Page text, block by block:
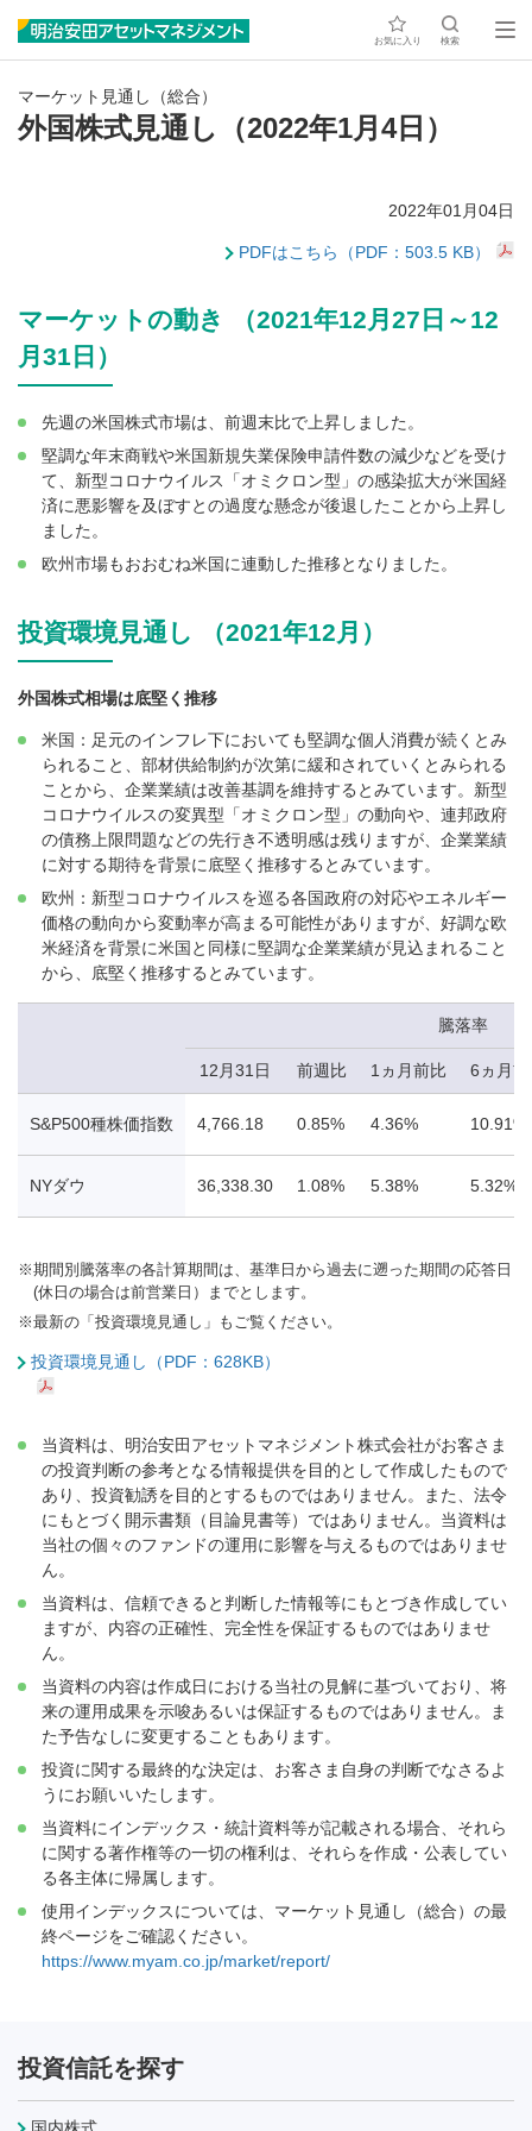
お気に入り 検索
マーケット見通し（総合）
外国株式見通し（2022年1月4日）
2022年01月04日
PDFはこちら（PDF：503.5 KB）
マーケットの動き （2021年12月27日～12
月31日）
先週の米国株式市場は、前週末比で上昇しました。
堅調な年末商戦や米国新規失業保険申請件数の減少などを受け
て、新型コロナウイルス「オミクロン型」の感染拡大が米国経
済に悪影響を及ぼすとの過度な懸念が後退したことから上昇し
ました。
欧州市場もおおむね米国に連動した推移となりました。
投資環境見通し （2021年12月）
外国株式相場は底堅く推移
米国：足元のインフレ下においても堅調な個人消費が続くとみ
られること、部材供給制約が次第に緩和されていくとみられる
ことから、企業業績は改善基調を維持するとみています。新型
コロナウイルスの変異型「オミクロン型」の動向や、連邦政府
の債務上限問題などの先行き不透明感は残りますが、企業業績
に対する期待を背景に底堅く推移するとみています。
欧州：新型コロナウイルスを巡る各国政府の対応やエネルギー
価格の動向から変動率が高まる可能性がありますが、好調な欧
米経済を背景に米国と同様に堅調な企業業績が見込まれること
から、底堅く推移するとみています。
騰落率
12月31日 前週比 1ヵ月前比 6ヵ月
S&P500種株価指数 4,766.18 0.85% 4.36% 10.91%
NYダウ 36,338.30 1.08% 5.38% 5.32%
※期間別騰落率の各計算期間は、基準日から過去に遡った期間の応答日
(休日の場合は前営業日）までとします。
※最新の「投資環境見通し」もご覧ください。
投資環境見通し（PDF：628KB）
当資料は、明治安田アセットマネジメント株式会社がお客さま
の投資判断の参考となる情報提供を目的として作成したもので
あり、投資勧誘を目的とするものではありません。また、法令
にもとづく開示書類（目論見書等）ではありません。当資料は
当社の個々のファンドの運用に影響を与えるものではありませ
ん。
当資料は、信頼できると判断した情報等にもとづき作成してい
ますが、内容の正確性、完全性を保証するものではありませ
ん。
当資料の内容は作成日における当社の見解に基づいており、将
来の運用成果を示唆あるいは保証するものではありません。ま
た予告なしに変更することもあります。
投資に関する最終的な決定は、お客さま自身の判断でなさるよ
うにお願いいたします。
当資料にインデックス・統計資料等が記載される場合、それら
に関する著作権等の一切の権利は、それらを作成・公表してい
る各主体に帰属します。
使用インデックスについては、マーケット見通し（総合）の最
終ページをご確認ください。
https://www.myam.co.jp/market/report/
投資信託を探す
国内株式